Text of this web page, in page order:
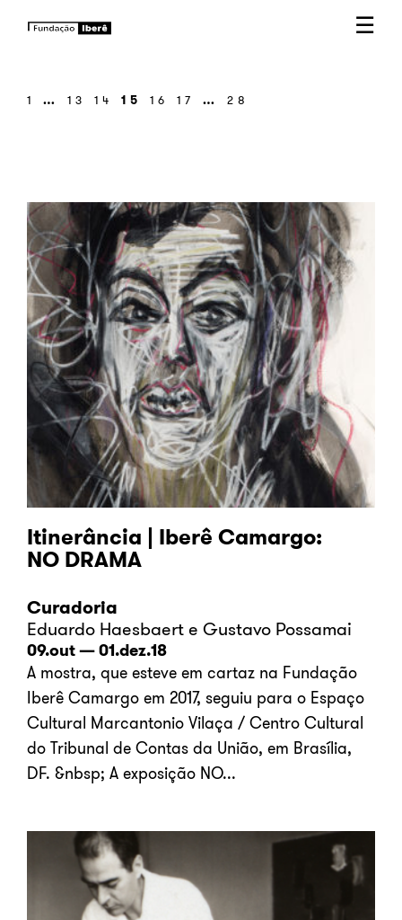
☰
1 … 13 14 15 16 17 … 28
Itinerância | Iberê Camargo:
NO DRAMA
Curadoria
Eduardo Haesbaert e Gustavo Possamai
09.out — 01.dez.18
A mostra, que esteve em cartaz na Fundação
Iberê Camargo em 2017, seguiu para o Espaço
Cultural Marcantonio Vilaça / Centro Cultural
do Tribunal de Contas da União, em Brasília,
DF. &nbsp; A exposição NO...